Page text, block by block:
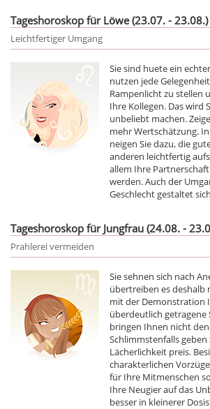
Tageshoroskop für Löwe (23.07. - 23.08.)
Leichtfertiger Umgang
Sie sind huete ein
nutzen jede
Rampenlicht zu stellen
Ihre Kollegen. Das wird
unbeliebt machen.
mehr Wertschätzung.
neigen Sie dazu, die
anderen leichtfertig
allem Ihre
werden. Auch der
Geschlecht gestaltet
Tageshoroskop für Jungfrau (24.08. -
Prahlerei vermeiden
Sie sehnen sich nach
übertreiben es deshalb
mit der Demonstration
überdeutlich getragene
bringen Ihnen nicht
Schlimmstenfalls geben
Lächerlichkeit preis.
charakterlichen
für Ihre Mitmenschen
Ihre Neugier auf das
besser in kleinerer